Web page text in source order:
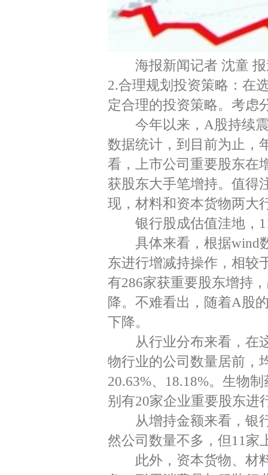
海报新闻记者 沈童 报
2.合理规划投资策略：在
定合理的投资策略。考虑
今年以来，A股持续震
数据统计，到目前为止，
看，上市公司重要股东在
获股东大手笔增持。值得
现，材料和资本货物两大
银行股成估值洼地，11
具体来看，根据wind数
东进行增减持操作，相较
有286家获重要股东增持
降。不难看出，随着A股
下降。
从行业分布来看，在这
物行业的公司数量居前，
20.63%、18.18%。生物
别有20家企业重要股东进
从增持金额来看，银行
然公司数量不多，但11家
此外，资本货物、材料